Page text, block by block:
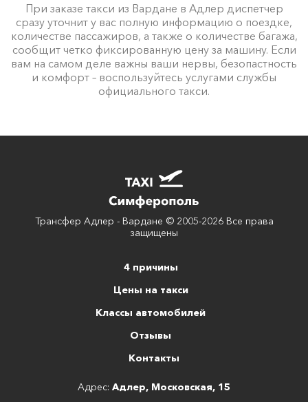
При заказе такси из Вардане в Адлер диспетчер
сразу уточнит у вас полную информацию о поездке,
количестве пассажиров, а также о количестве багажа,
сообщит четко фиксированную цену за машину. Если
вам на самом деле важны ваши нервы, безопастность
и комфорт – воспользуйтесь услугами службы
официального такси.
Трансфер Адлер - Вардане © 2005-2026 Все права
защищены
4 причины
Цены на такси
Классы автомобилей
Отзывы
Контакты
Адрес: Адлер, Московская, 15